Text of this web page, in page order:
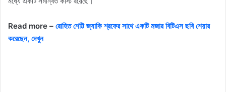
Read more – রোহিত শেট্টি জ্যাকি শ্রফের সাথে একটি মজার বিটিএস ছবি শেয়ার
করেছেন, দেখুন